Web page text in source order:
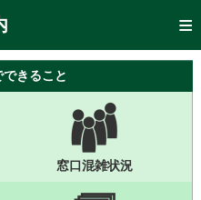
きること
窓口混雑状況